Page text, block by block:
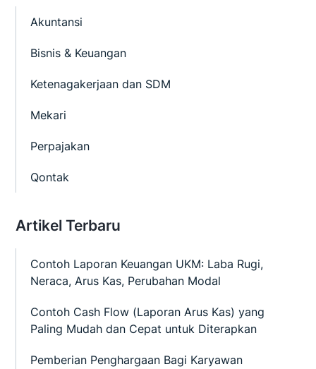
Akuntansi
Bisnis & Keuangan
Ketenagakerjaan dan SDM
Mekari
Perpajakan
Qontak
Artikel Terbaru
Contoh Laporan Keuangan UKM: Laba Rugi,
Neraca, Arus Kas, Perubahan Modal
Contoh Cash Flow (Laporan Arus Kas) yang
Paling Mudah dan Cepat untuk Diterapkan
Pemberian Penghargaan Bagi Karyawan